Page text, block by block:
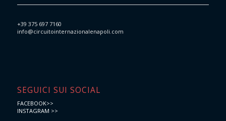
+39 375 697 7160
info@circuitointernazionalenapoli.com
SEGUICI SUI SOCIAL
FACEBOOK>>
INSTAGRAM >>